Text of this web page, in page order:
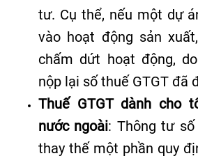
tư. Cụ thể, nếu một dự
vào hoạt động sản
chấm dứt hoạt động,
nộp lại số thuế GTGT đã
Thuế GTGT dành cho
nước ngoài: Thông tư số
thay thế một phần quy